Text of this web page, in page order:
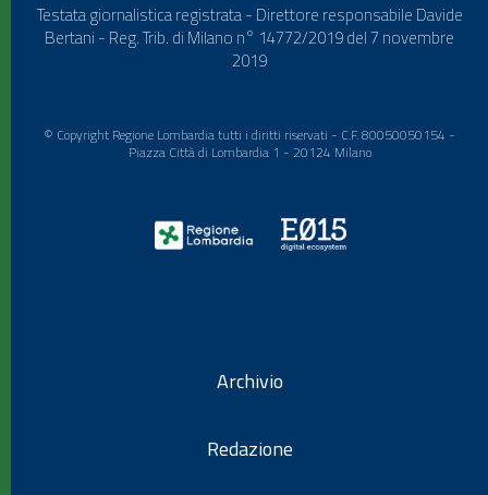
Testata giornalistica registrata - Direttore responsabile Davide
Bertani - Reg. Trib. di Milano n° 14772/2019 del 7 novembre
2019
© Copyright Regione Lombardia tutti i diritti riservati - C.F. 80050050154 -
Piazza Città di Lombardia 1 - 20124 Milano
Archivio
Redazione